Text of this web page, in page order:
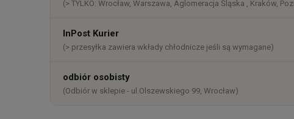
(> TYLKO: Wrocław, Warszawa, Aglomeracja Śląska , Kraków,
InPost Kurier
(> przesyłka zawiera wkłady chłodnicze jeśli są wymagane)
odbiór osobisty
(Odbiór w sklepie - ul.Olszewskiego 99, Wrocław)